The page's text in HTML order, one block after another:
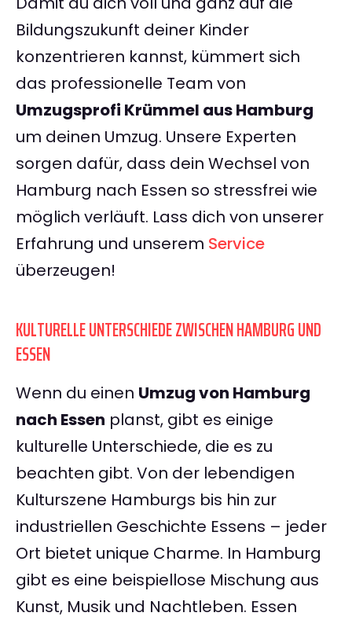
Bildungszukunft deiner Kinder
konzentrieren kannst, kümmert sich
das professionelle Team von
Umzugsprofi Krümmel aus Hamburg
um deinen Umzug. Unsere Experten
sorgen dafür, dass dein Wechsel von
Hamburg nach Essen so stressfrei wie
möglich verläuft. Lass dich von unserer
Erfahrung und unserem Service
überzeugen!
KULTURELLE UNTERSCHIEDE ZWISCHEN HAMBURG UND
ESSEN
Wenn du einen Umzug von Hamburg
nach Essen planst, gibt es einige
kulturelle Unterschiede, die es zu
beachten gibt. Von der lebendigen
Kulturszene Hamburgs bis hin zur
industriellen Geschichte Essens – jeder
Ort bietet unique Charme. In Hamburg
gibt es eine beispiellose Mischung aus
Kunst, Musik und Nachtleben. Essen